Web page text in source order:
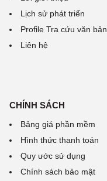
Lịch sử phát triển
Profile Tra cứu văn bản
Liên hệ
CHÍNH SÁCH
Bảng giá phần mềm
Hình thức thanh toán
Quy ước sử dụng
Chính sách bảo mật